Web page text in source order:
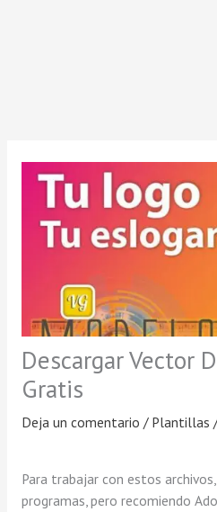
Descargar Vector
Gratis
Deja un comentario / Plantillas
Para trabajar con estos
programas, pero recomiendo